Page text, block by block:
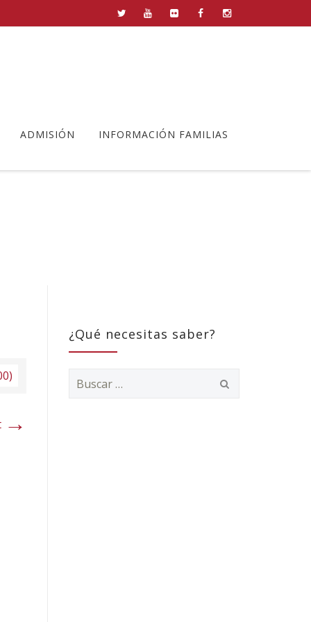
ADMISIÓN INFORMACIÓN FAMILIAS
→
¿Qué necesitas saber?